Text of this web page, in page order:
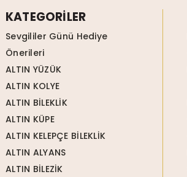
KATEGORİLER
Sevgililer Günü Hediye
Önerileri
ALTIN YÜZÜK
ALTIN KOLYE
ALTIN BİLEKLİK
ALTIN KÜPE
ALTIN KELEPÇE BİLEKLİK
ALTIN ALYANS
ALTIN BİLEZİK